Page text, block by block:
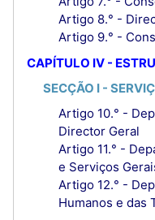
Artigo 8.° -
Artigo 9.° -
CAPÍTULO IV -
SECÇÃO I -
Artigo 10.° -
Director Geral
Artigo 11.° -
e Serviços
Artigo 12.° -
Humanos e das